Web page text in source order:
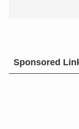
Sponsored